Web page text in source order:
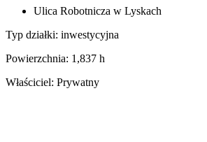
Ulica Robotnicza w Lyskach
Typ działki: inwestycyjna
Powierzchnia: 1,837 h
Właściciel: Prywatny